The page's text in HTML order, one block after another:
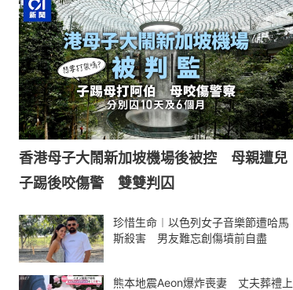
香港母子大鬧新加坡機場後被控 母親遭兒
子踢後咬傷警 雙雙判囚
珍惜生命︱以色列女子音樂節遭哈馬
斯殺害 男友難忘創傷墳前自盡
熊本地震Aeon爆炸喪妻 丈夫葬禮上